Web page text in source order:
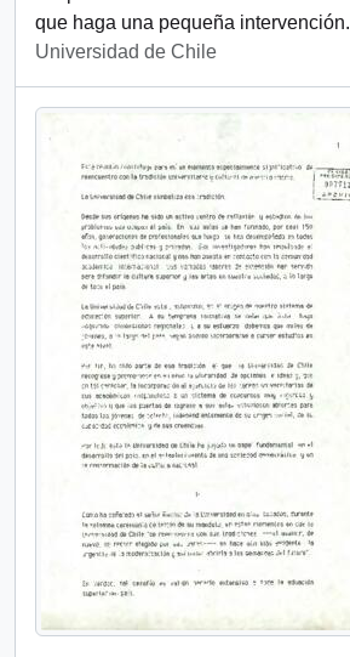
que haga una pequeña intervención.
Universidad de Chile